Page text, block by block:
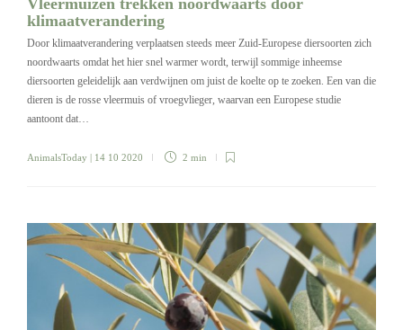
klimaatverandering
Door klimaatverandering verplaatsen steeds meer Zuid-Europese diersoorten zich
noordwaarts omdat het hier snel warmer wordt, terwijl sommige inheemse
diersoorten geleidelijk aan verdwijnen om juist de koelte op te zoeken. Een van die
dieren is de rosse vleermuis of vroegvlieger, waarvan een Europese studie
aantoont dat…
AnimalsToday | 14 10 2020 2 min